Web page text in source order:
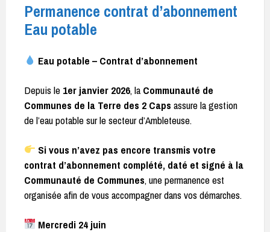
Permanence contrat d’abonnement
Eau potable
Eau potable – Contrat d’abonnement
Depuis le 1er janvier 2026, la Communauté de
Communes de la Terre des 2 Caps assure la gestion
de l’eau potable sur le secteur d’Ambleteuse.
Si vous n’avez pas encore transmis votre
contrat d’abonnement complété, daté et signé à la
Communauté de Communes, une permanence est
organisée afin de vous accompagner dans vos démarches.
Mercredi 24 juin